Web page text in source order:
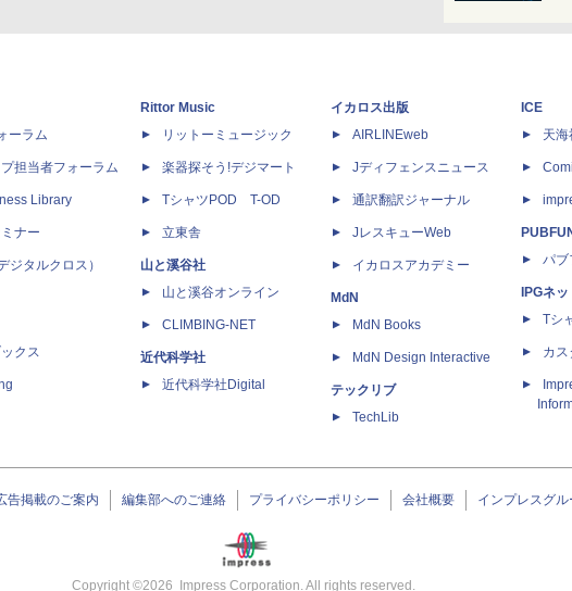
ーラム
担当者フォーラム
Library
ナー
ジタルクロス）
クス
Rittor Music
リットーミュージック
楽器探そう!デジマート
TシャツPOD T-OD
立東舎
山と溪谷社
山と溪谷オンライン
CLIMBING-NET
近代科学社
近代科学社Digital
イカロス出版
AIRLINEweb
Jディフェンスニュース
通訳翻訳ジャーナル
JレスキューWeb
イカロスアカデミー
MdN
MdN Books
MdN Design Interactive
テックリブ
TechLib
ICE
天海
パブ
IPGネ
Tシ
カ
告掲載のご案内 編集部へのご連絡 プライバシーポリシー 会社概要 インプレスグル
Copyright ©2026 Impress Corporation. All rights reserved.